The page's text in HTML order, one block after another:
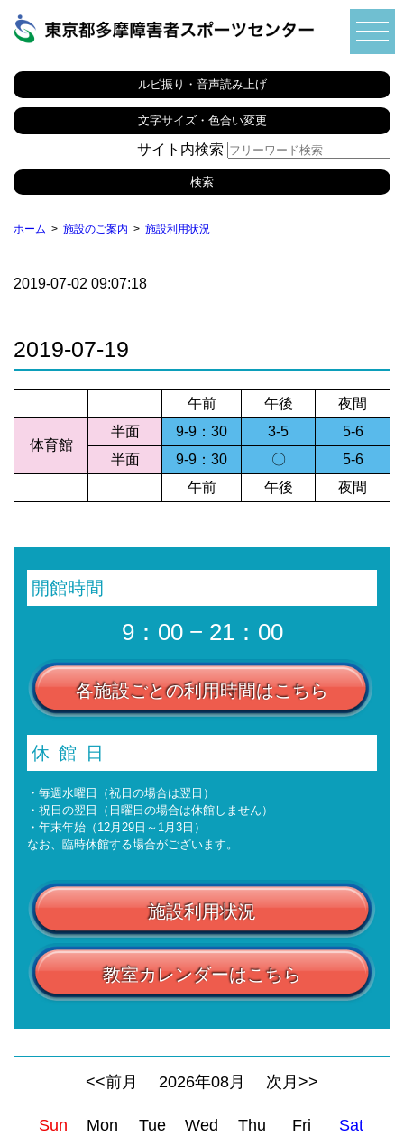
ルビ振り・音声読み上げ
文字サイズ・色合い変更
サイト内検索
ホーム 施設のご案内 施設利用状況
2019-07-02 09:07:18
2019-07-19
午前 午後 夜間
体育館
半面 9-9：30 3-5
5-6
半面
9-9：30 〇
5-6
午前
午後 夜間
開館時間
9：00 − 21：00
各施設ごとの利用時間はこちら
休館日
・毎週水曜日（祝日の場合は翌日）
・祝日の翌日（日曜日の場合は休館しません）
・年末年始（12月29日～1月3日）
なお、臨時休館する場合がございます。
施設利用状況
教室カレンダーはこちら
<<前月 2026年08月 次月>>
Sun Mon Tue Wed Thu Fri
Sat